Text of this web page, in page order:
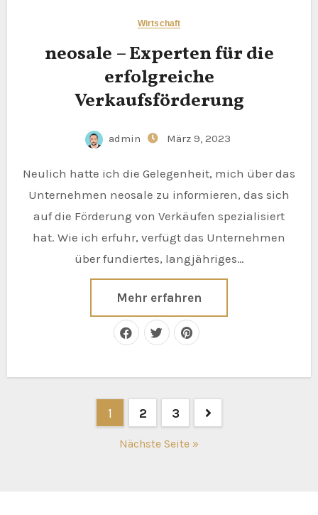
Wirtschaft
neosale – Experten für die
erfolgreiche
Verkaufsförderung
admin März 9, 2023
Neulich hatte ich die Gelegenheit, mich über das
Unternehmen neosale zu informieren, das sich
auf die Förderung von Verkäufen spezialisiert
hat. Wie ich erfuhr, verfügt das Unternehmen
über fundiertes, langjähriges…
Mehr erfahren
Seitennummerierung
1 2 3
Nächste Seite »